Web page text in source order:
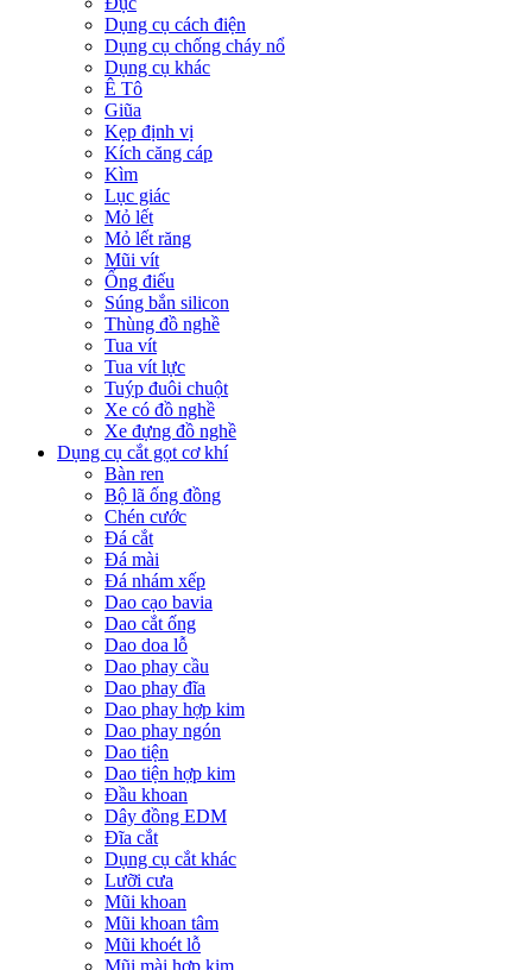
Dụng cụ cách điện
Dụng cụ chống cháy nổ
Dụng cụ khác
Ê Tô
Giũa
Kẹp định vị
Kích căng cáp
Kìm
Lục giác
Mỏ lết
Mỏ lết răng
Mũi vít
Ống điếu
Súng bắn silicon
Thùng đồ nghề
Tua vít
Tua vít lực
Tuýp đuôi chuột
Xe có đồ nghề
Xe đựng đồ nghề
Dụng cụ cắt gọt cơ khí
Bàn ren
Bộ lã ống đồng
Chén cước
Đá cắt
Đá mài
Đá nhám xếp
Dao cạo bavia
Dao cắt ống
Dao doa lỗ
Dao phay cầu
Dao phay đĩa
Dao phay hợp kim
Dao phay ngón
Dao tiện
Dao tiện hợp kim
Đầu khoan
Dây đồng EDM
Đĩa cắt
Dụng cụ cắt khác
Lưỡi cưa
Mũi khoan
Mũi khoan tâm
Mũi khoét lỗ
Mũi mài hợp kim